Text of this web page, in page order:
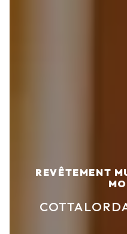
REVÊTEMENT